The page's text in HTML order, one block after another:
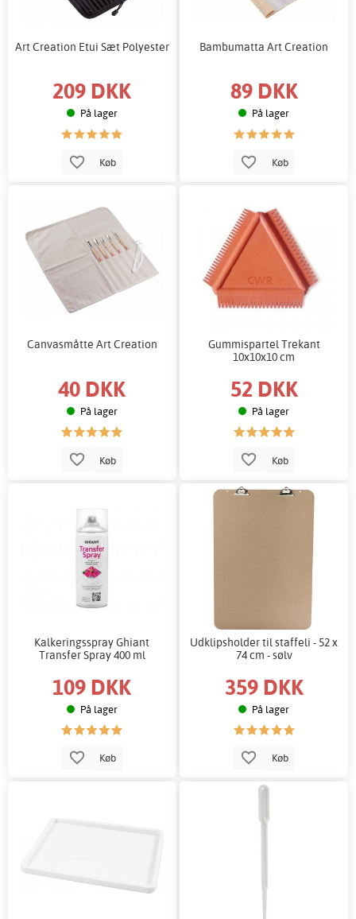
Art Creation Etui Sæt Polyester
209 DKK
På lager
Køb
Bambumatta Art Creation
89 DKK
På lager
Køb
Canvasmåtte Art Creation
40 DKK
På lager
Køb
Gummispartel Trekant
10x10x10 cm
52 DKK
På lager
Køb
Kalkeringsspray Ghiant
Transfer Spray 400 ml
109 DKK
På lager
Køb
Udklipsholder til staffeli - 52 x
74 cm - sølv
359 DKK
På lager
Køb